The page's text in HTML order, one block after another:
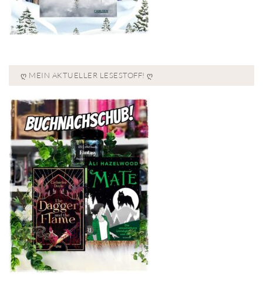
Ღ MEIN AKTUELLER LESESTOFF! Ღ